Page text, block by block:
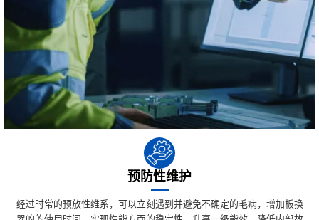
预防性维护
经过时常的预放性维系，可以立刻遇到并避免不确定的毛病，增加板换